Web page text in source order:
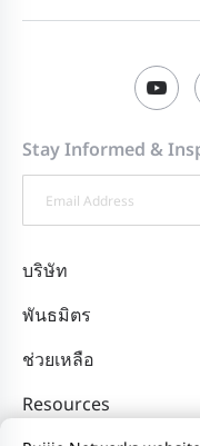
Stay Informed &
บริษัท
พันธมิตร
ช่วยเหลือ
Resources